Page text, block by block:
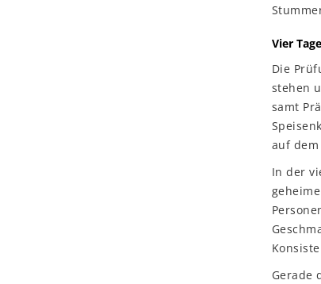
Vier
Die
stehen
samt
auf dem
In der
Gerade